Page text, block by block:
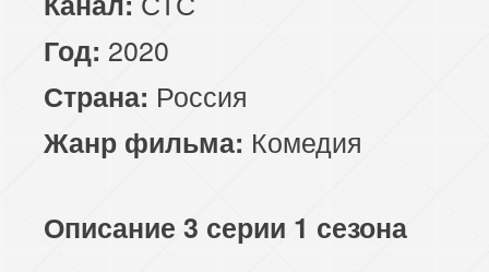
Год: 2020
Страна: Россия
Жанр фильма: Комедия
Описание 3 серии 1 сезона